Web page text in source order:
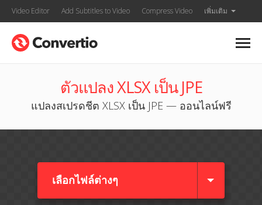
Video Editor Add Subtitles to Video Compress Video เพิ่มเติม
ตัวแปลง XLSX เป็น JPE
แปลงสเปรดชีต XLSX เป็น JPE — ออนไลน์ฟรี
เลือกไฟล์ต่างๆ​